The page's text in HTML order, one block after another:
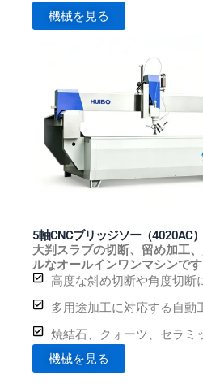
機械を見る
5軸CNCブリッジソー（4020AC）
大判スラブの切断、留め加工
ルなオールインワンマシンです
高度な斜め切断や角度切断
多用途加工に対応する自動
焼結石、クォーツ、セラミ
機械を見る